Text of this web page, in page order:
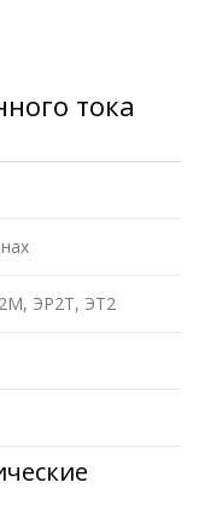
тока
ЭР2Т, ЭТ2